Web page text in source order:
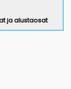
ja alustaosat